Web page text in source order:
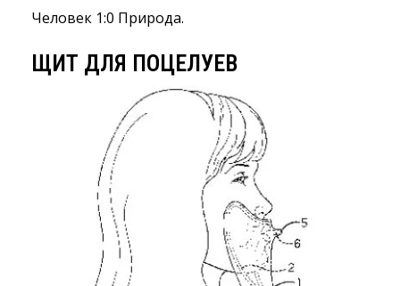
Человек 1:0 Природа.
ЩИТ ДЛЯ ПОЦЕЛУЕВ